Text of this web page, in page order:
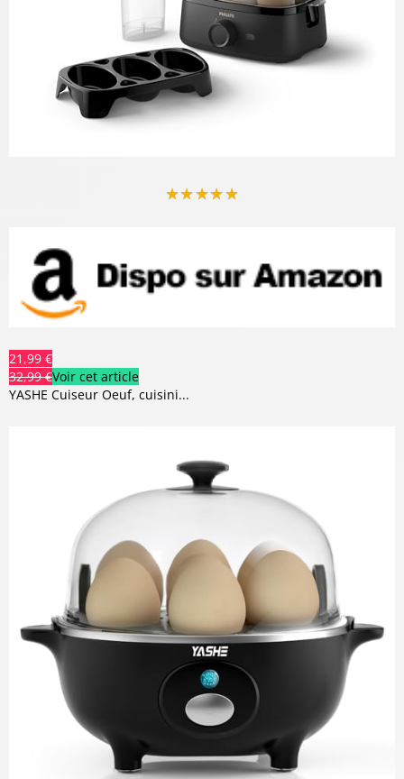
★★★★★
21,99 €
32,99 €Voir cet article
YASHE Cuiseur Oeuf, cuisini...